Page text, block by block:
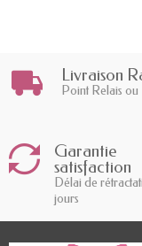
Livraison
Point Relais
Garantie
satisfaction
Délai de
jours